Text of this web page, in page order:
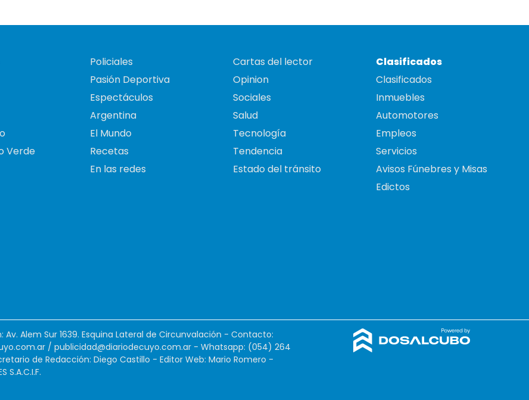
Verde
Policiales
Pasión Deportiva
Espectáculos
Argentina
El Mundo
Recetas
En las redes
Cartas del lector
Opinion
Sociales
Salud
Tecnología
Tendencia
Estado del tránsito
Clasificados
Clasificados
Inmuebles
Automotores
Empleos
Servicios
Avisos Fúnebres y Misas
Edictos
Alem Sur 1639. Esquina Lateral de Circunvalación - Contacto:
/ publicidad@diariodecuyo.com.ar - Whatsapp: (054) 264
de Redacción: Diego Castillo - Editor Web: Mario Romero -
S.A.C.I.F.